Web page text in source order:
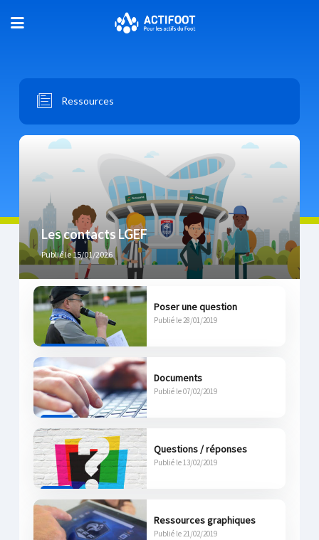
Ressources
Les contacts LGEF
Publié le 15/01/2026
Poser une question
Publié le 28/01/2019
Documents
Publié le 07/02/2019
Questions / réponses
Publié le 13/02/2019
Ressources graphiques
Publié le 21/02/2019